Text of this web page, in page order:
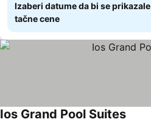
Izaberi datume da bi se prikazale
tačne cene
Ios Grand Pool Suites